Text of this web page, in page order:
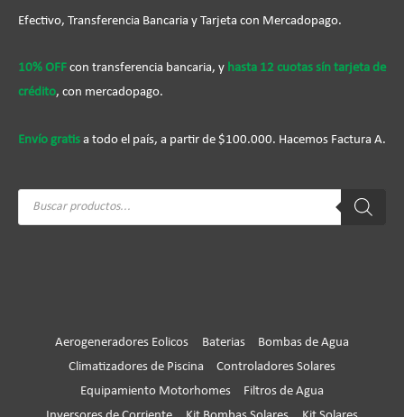
Efectivo, Transferencia Bancaria y Tarjeta con Mercadopago.
10% OFF con transferencia bancaria, y hasta 12 cuotas sín tarjeta de
crédito, con mercadopago.
Envío gratis a todo el país, a partir de $100.000. Hacemos Factura A.
Búsqueda
Aerogeneradores Eolicos Baterias
Bombas de Agua
Climatizadores de Piscina
Controladores Solares
Equipamiento Motorhomes
Filtros de Agua